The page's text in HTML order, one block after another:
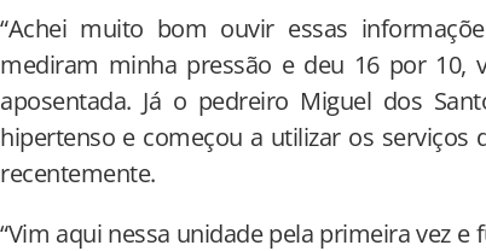
“Achei muito bom ouvir essas
mediram minha pressão e deu 16 por 10,
aposentada. Já o pedreiro Miguel dos
hipertenso e começou a utilizar os serviços
recentemente.
“Vim aqui nessa unidade pela primeira vez e